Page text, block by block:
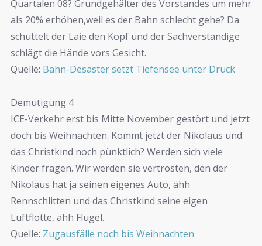
Quartalen 08? Grundgehälter des Vorstandes um mehr
als 20% erhöhen,weil es der Bahn schlecht gehe? Da
schüttelt der Laie den Kopf und der Sachverständige
schlägt die Hände vors Gesicht.
Quelle: Bahn-Desaster setzt Tiefensee unter Druck
Demütigung 4
ICE-Verkehr erst bis Mitte November gestört und jetzt
doch bis Weihnachten. Kommt jetzt der Nikolaus und
das Christkind noch pünktlich? Werden sich viele
Kinder fragen. Wir werden sie vertrösten, den der
Nikolaus hat ja seinen eigenes Auto, ähh
Rennschlitten und das Christkind seine eigen
Luftflotte, ähh Flügel.
Quelle: Zugausfälle noch bis Weihnachten